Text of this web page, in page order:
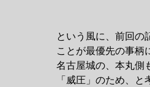
という風に、前回の
ことが最優先の事
名古屋城の、本丸側
「威圧」のため、